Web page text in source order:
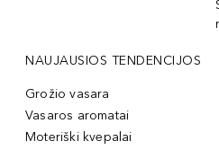
NAUJAUSIOS TENDENCIJOS
Grožio vasara
Vasaros aromatai
Moteriški kvepalai